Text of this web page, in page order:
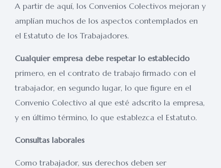
A partir de aquí, los Convenios Colectivos mejoran y
amplían muchos de los aspectos contemplados en
el Estatuto de los Trabajadores.
Cualquier empresa debe respetar lo establecido
primero, en el contrato de trabajo firmado con el
trabajador, en segundo lugar, lo que figure en el
Convenio Colectivo al que esté adscrito la empresa,
y en último término, lo que establezca el Estatuto.
Consultas laborales
Como trabajador, sus derechos deben ser